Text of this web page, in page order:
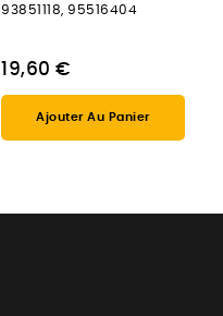
93851118, 95516404
19,60 €
Ajouter Au Panier